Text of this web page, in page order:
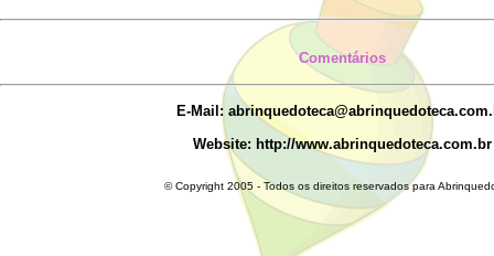
Comentários
E-Mail:
Website: http://www.abrinquedoteca.com.br
© Copyright 2005 - Todos os direitos reservados para